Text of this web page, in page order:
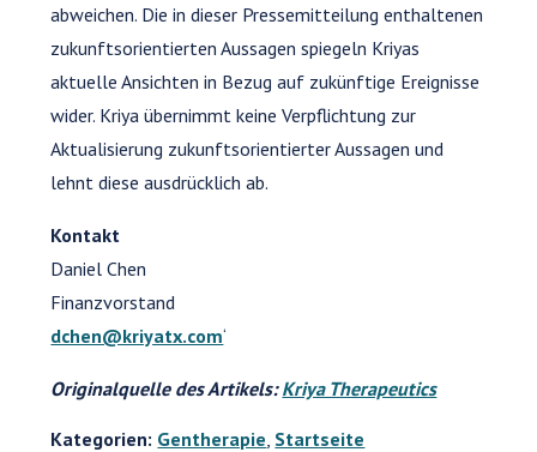
abweichen. Die in dieser Pressemitteilung enthaltenen
zukunftsorientierten Aussagen spiegeln Kriyas
aktuelle Ansichten in Bezug auf zukünftige Ereignisse
wider. Kriya übernimmt keine Verpflichtung zur
Aktualisierung zukunftsorientierter Aussagen und
lehnt diese ausdrücklich ab.
Kontakt
Daniel Chen
Finanzvorstand
dchen@kriyatx.com‘
Originalquelle des Artikels:Kriya Therapeutics
Kategorien: Gentherapie Startseite